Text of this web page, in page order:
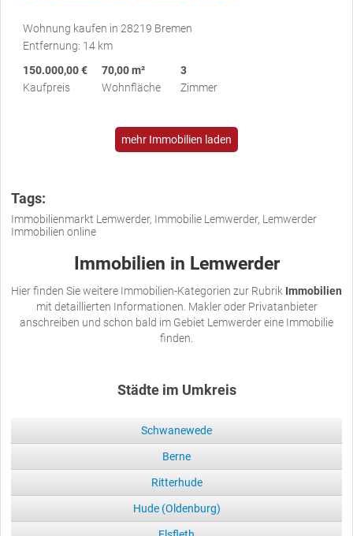
Wohnung kaufen in 28219 Bremen
Entfernung: 14 km
150.000,00 €
Kaufpreis
70,00 m²
Wohnfläche
3
Zimmer
mehr Immobilien laden
Tags:
Immobilienmarkt Lemwerder, Immobilie Lemwerder, Lemwerder
Immobilien online
Immobilien in Lemwerder
Hier finden Sie weitere Immobilien-Kategorien zur Rubrik Immobilien
mit detaillierten Informationen. Makler oder Privatanbieter
anschreiben und schon bald im Gebiet Lemwerder eine Immobilie
finden.
Städte im Umkreis
Schwanewede
Berne
Ritterhude
Hude (Oldenburg)